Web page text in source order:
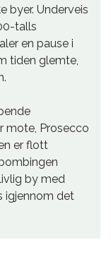
byer. Underveis
­talls
en pause i
tiden glemte,
mote, Prosecco
er flott
by med
igjennom det